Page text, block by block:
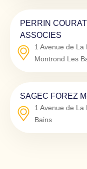
PERRIN
ASSOCIES
1 Avenue de La
Montrond Les
SAGEC FOREZ
1 Avenue de La
Bains